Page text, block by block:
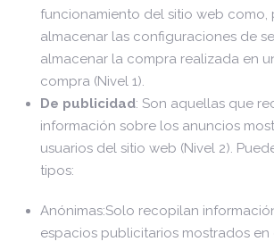
funcionamiento del sitio web como,
almacenar las configuraciones de
almacenar la compra realizada en
compra (Nivel 1).
De publicidad: Son aquellas que
información sobre los anuncios
usuarios del sitio web (Nivel 2).
tipos:
Anónimas:Solo recopilan
espacios publicitarios mostrados en